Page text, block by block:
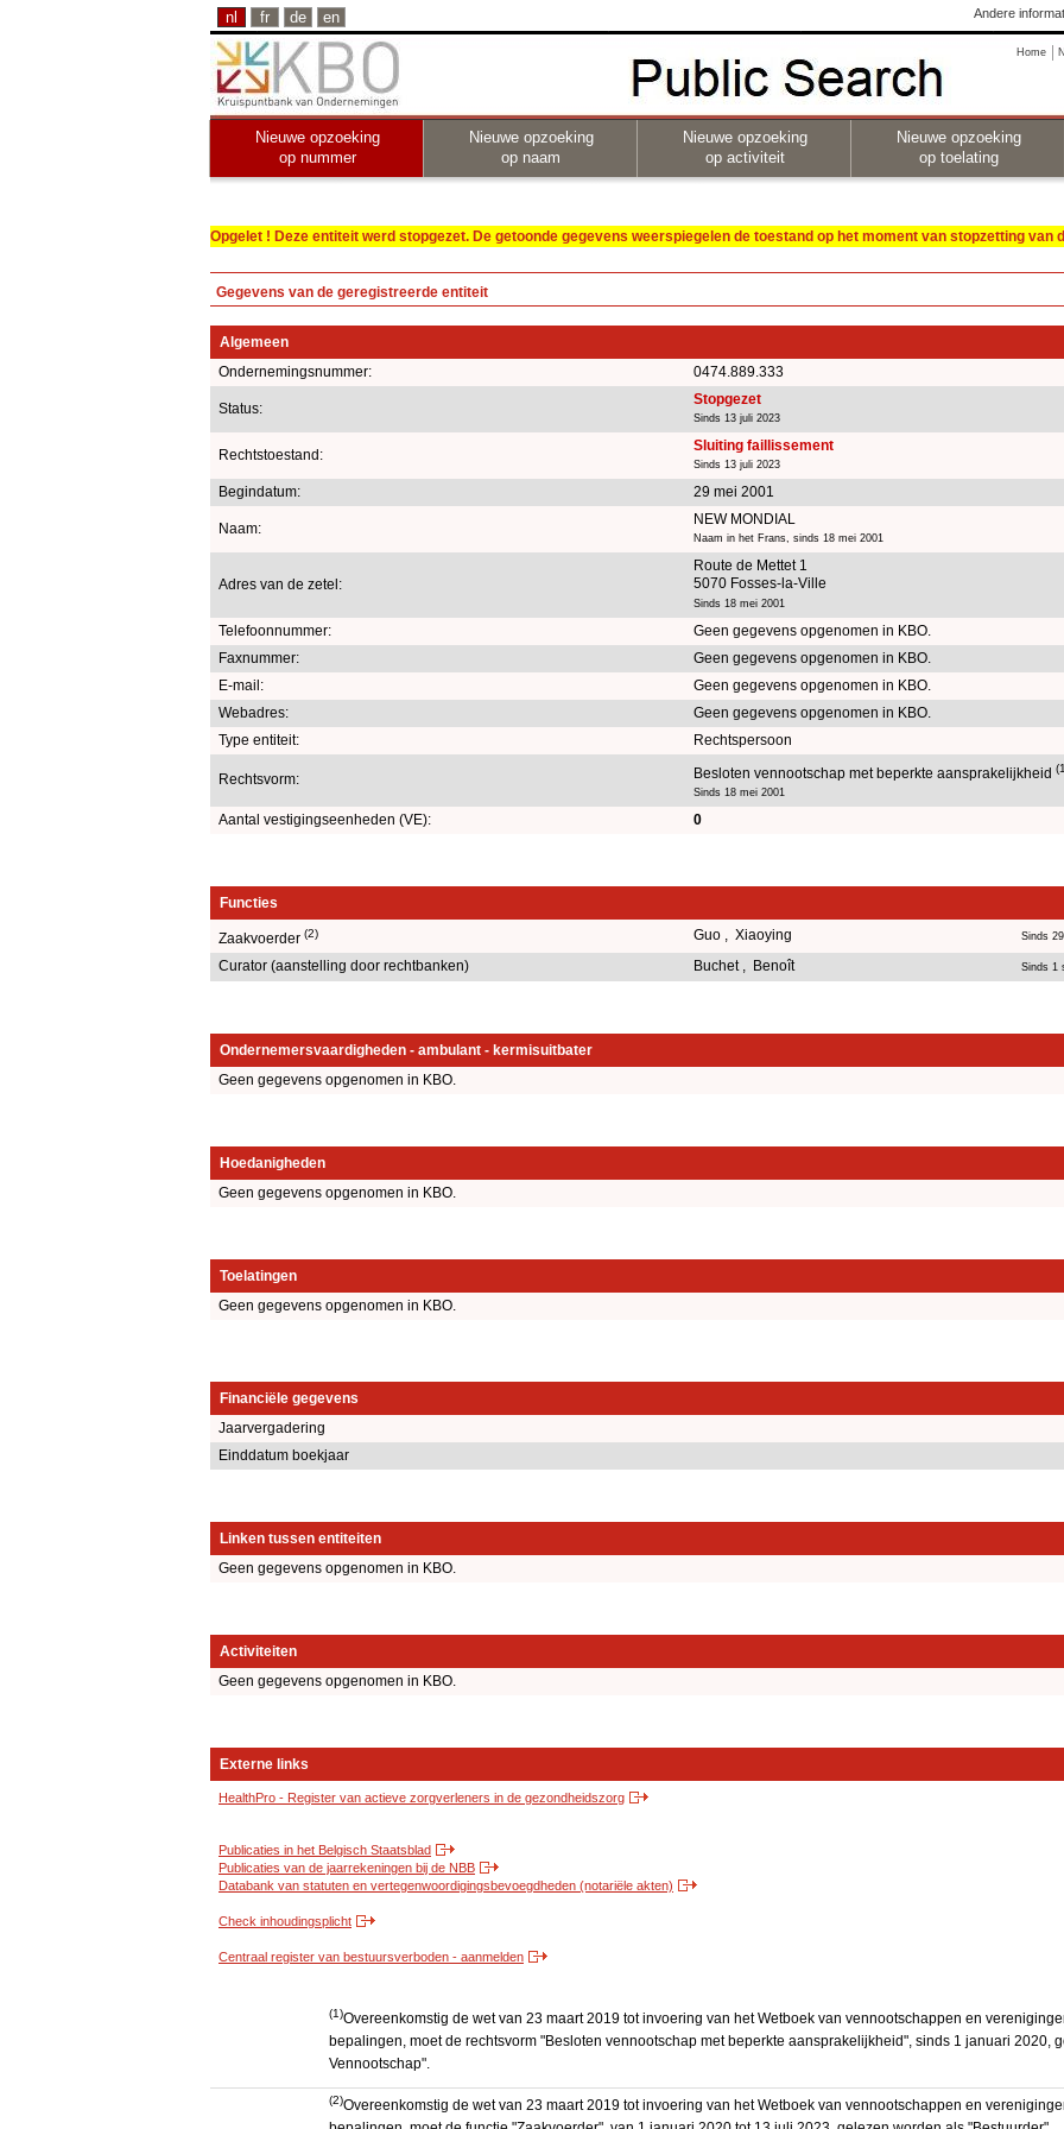
nl fr de en Andere
Home
Nieuwe opzoeking
op nummer
Nieuwe opzoeking
op naam
Nieuwe opzoeking
op activiteit
Nieuwe opzoeking
op toelating
Opgelet ! Deze entiteit werd stopgezet. De getoonde gegevens weerspiegelen de toestand op het moment van stopzetting van
Gegevens van de geregistreerde entiteit
Algemeen
Ondernemingsnummer:
0474.889.333
Status:
Stopgezet
Sinds 13 juli 2023
Rechtstoestand:
Sluiting faillissement
Sinds 13 juli 2023
Begindatum: 29 mei 2001
Naam:
NEW MONDIAL
Naam in het Frans, sinds 18 mei 2001
Adres van de zetel:
Route de Mettet 1
5070 Fosses-la-Ville
Sinds 18 mei 2001
Telefoonnummer:
Geen gegevens opgenomen in KBO.
Faxnummer:
Geen gegevens opgenomen in KBO.
E-mail:
Geen gegevens opgenomen in KBO.
Webadres:
Geen gegevens opgenomen in KBO.
Type entiteit:
Rechtspersoon
Rechtsvorm: Besloten vennootschap met beperkte aansprakelijkheid
Sinds 18 mei 2001
Aantal vestigingseenheden (VE): 0
Functies
Zaakvoerder (2) Guo , Xiaoying Sinds
Curator (aanstelling door rechtbanken) Buchet , Benoît Sinds 1
Ondernemersvaardigheden - ambulant - kermisuitbater
Geen gegevens opgenomen in KBO.
Hoedanigheden
Geen gegevens opgenomen in KBO.
Toelatingen
Geen gegevens opgenomen in KBO.
Financiële gegevens
Jaarvergadering
Einddatum boekjaar
Linken tussen entiteiten
Geen gegevens opgenomen in KBO.
Activiteiten
Geen gegevens opgenomen in KBO.
Externe links
HealthPro - Register van actieve zorgverleners in de gezondheidszorg
Publicaties in het Belgisch Staatsblad
Publicaties van de jaarrekeningen bij de NBB
Databank van statuten en vertegenwoordigingsbevoegdheden (notariële akten)
Check inhoudingsplicht
Centraal register van bestuursverboden - aanmelden
(1)Overeenkomstig de wet van 23 maart 2019 tot invoering van het Wetboek van vennootschappen en
bepalingen, moet de rechtsvorm "Besloten vennootschap met beperkte aansprakelijkheid", sinds 1 januari 2020,
Vennootschap".
(2)Overeenkomstig de wet van 23 maart 2019 tot invoering van het Wetboek van vennootschappen en